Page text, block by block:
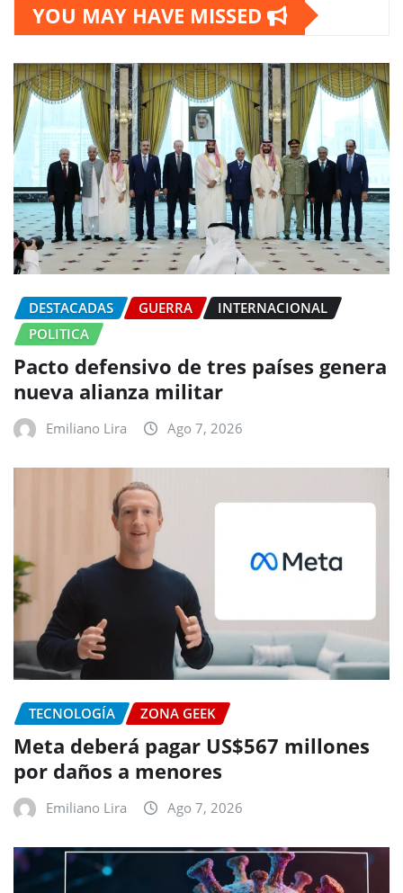
YOU MAY HAVE MISSED
DESTACADAS GUERRA
INTERNACIONAL
POLITICA
Pacto defensivo de tres países genera
nueva alianza militar
Emiliano Lira Ago 7, 2026
TECNOLOGÍA ZONA GEEK
Meta deberá pagar US$567 millones
por daños a menores
Emiliano Lira Ago 7, 2026